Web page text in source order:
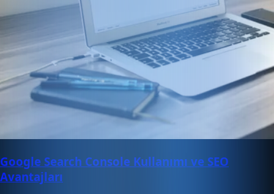
Google Search Console Kullanımı ve SEO
Avantajları